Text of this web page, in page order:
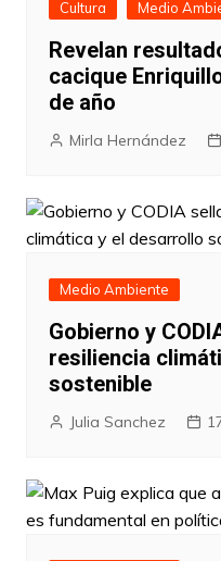
Cultura Medio
Revelan
cacique
de año
Mirla Hernández
Medio Ambiente
Gobierno y
resiliencia
sostenible
Julia Sanchez